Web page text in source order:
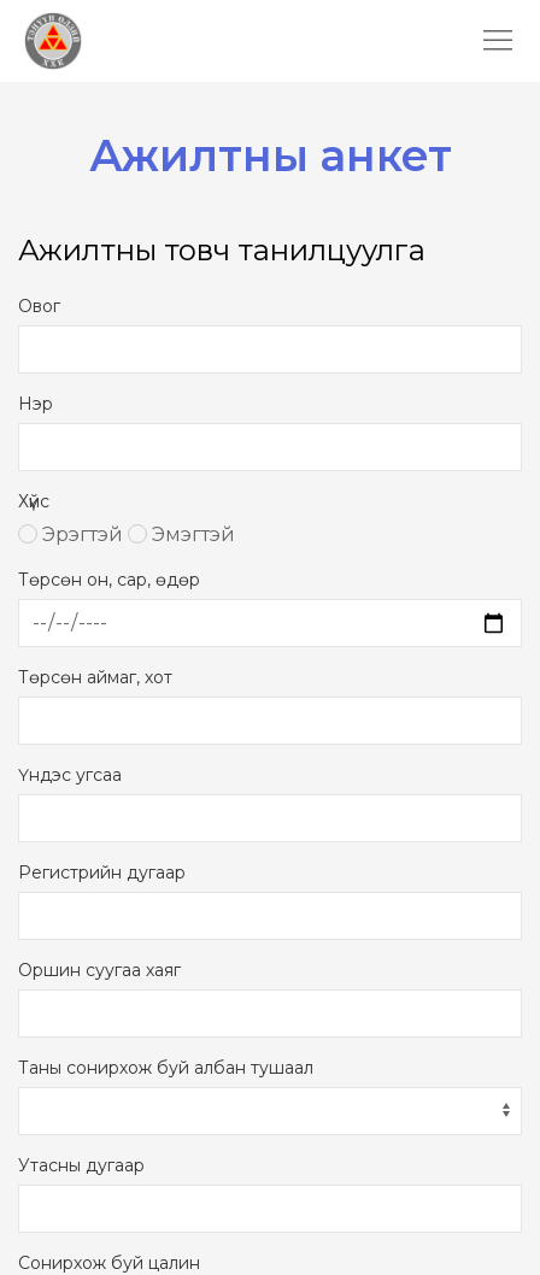
Ажилтны анкет
Ажилтны товч танилцуулга
Овог
Нэр
Хүйс
Эрэгтэй Эмэгтэй
Төрсөн он, сар, өдөр
Төрсөн аймаг, хот
Үндэс угсаа
Регистрийн дугаар
Оршин суугаа хаяг
Таны сонирхож буй албан тушаал
Утасны дугаар
Сонирхож буй цалин